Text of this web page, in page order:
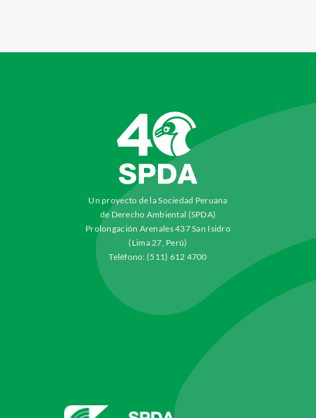
Un proyecto de la Sociedad Peruana
de Derecho Ambiental (SPDA)
Prolongación Arenales 437 San Isidro
(Lima 27, Perú)
Teléfono: (511) 612 4700